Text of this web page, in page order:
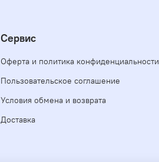
Сервис
Оферта и политика конфиденциальности
Пользовательское соглашение
Условия обмена и возврата
Доставка